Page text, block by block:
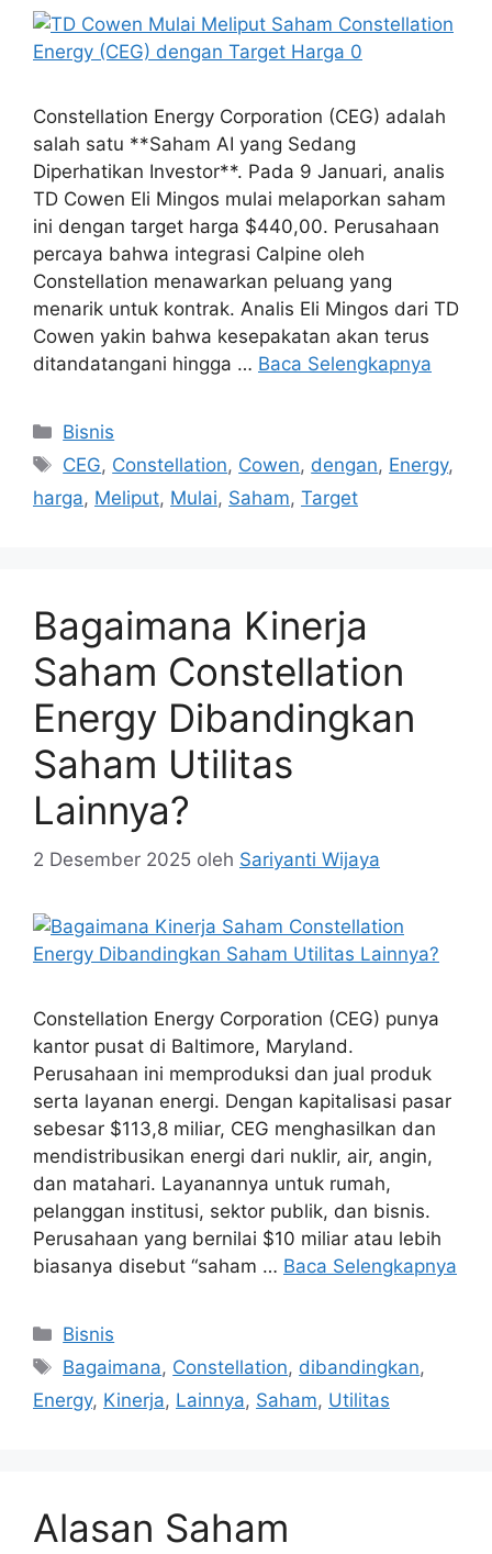
Constellation Energy Corporation (CEG) adalah
salah satu **Saham AI yang Sedang
Diperhatikan Investor**. Pada 9 Januari, analis
TD Cowen Eli Mingos mulai melaporkan saham
ini dengan target harga $440,00. Perusahaan
percaya bahwa integrasi Calpine oleh
Constellation menawarkan peluang yang
menarik untuk kontrak. Analis Eli Mingos dari TD
Cowen yakin bahwa kesepakatan akan terus
ditandatangani hingga … Baca Selengkapnya
Kategori
Bisnis
Tag
CEG, Constellation, Cowen, dengan, Energy,
harga, Meliput, Mulai, Saham, Target
Bagaimana Kinerja
Saham Constellation
Energy Dibandingkan
Saham Utilitas
Lainnya?
2 Desember 2025 oleh Sariyanti Wijaya
Constellation Energy Corporation (CEG) punya
kantor pusat di Baltimore, Maryland.
Perusahaan ini memproduksi dan jual produk
serta layanan energi. Dengan kapitalisasi pasar
sebesar $113,8 miliar, CEG menghasilkan dan
mendistribusikan energi dari nuklir, air, angin,
dan matahari. Layanannya untuk rumah,
pelanggan institusi, sektor publik, dan bisnis.
Perusahaan yang bernilai $10 miliar atau lebih
biasanya disebut “saham … Baca Selengkapnya
Kategori
Bisnis
Tag
Bagaimana, Constellation, dibandingkan,
Energy, Kinerja, Lainnya, Saham, Utilitas
Alasan Saham